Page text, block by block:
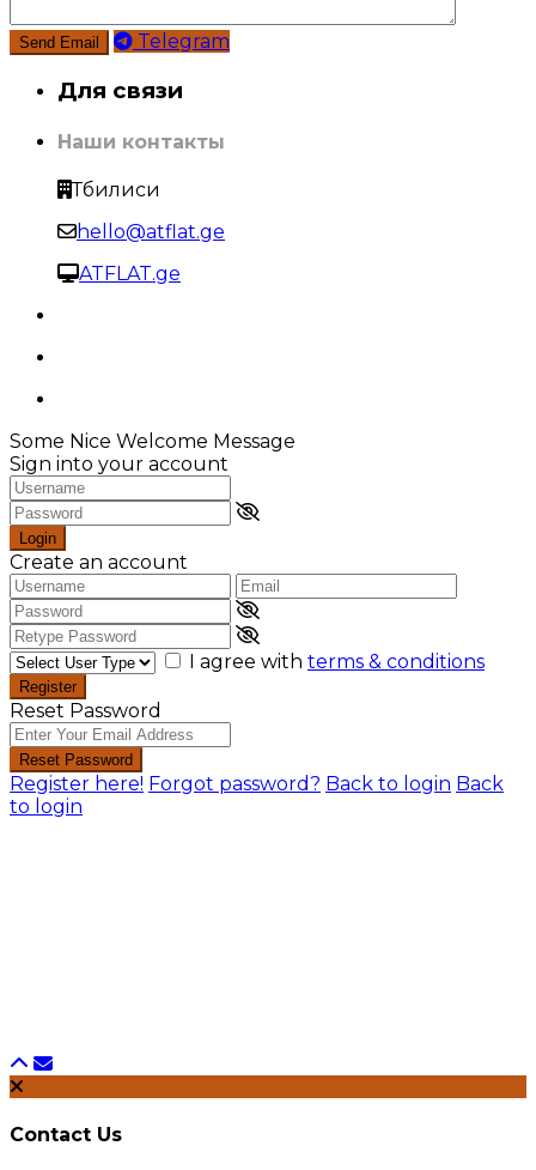
Telegram
Для связи
Наши контакты
Тбилиси
hello@atflat.ge
ATFLAT.ge
Some Nice Welcome Message
Sign into your account
Login
Create an account
I agree with terms & conditions
Register
Reset Password
Reset Password
Register here! Forgot password? Back to login Back
to login
Contact Us